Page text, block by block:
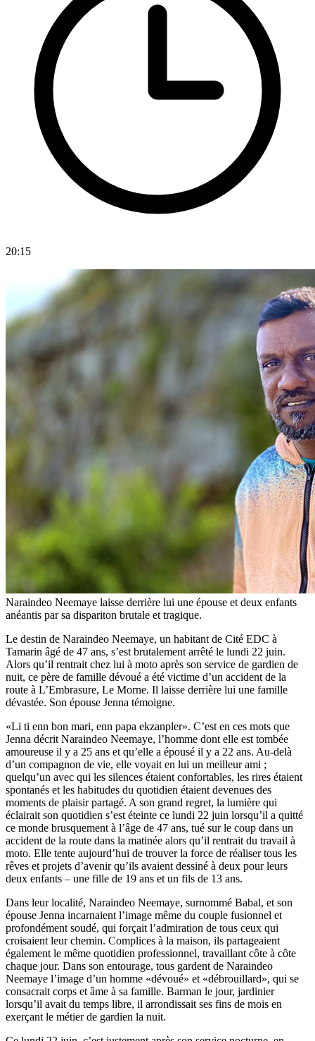
20:15
Naraindeo Neemaye laisse derrière lui une épouse et deux enfants
anéantis par sa dispariton brutale et tragique.
Le destin de Naraindeo Neemaye, un habitant de Cité EDC à
Tamarin âgé de 47 ans, s’est brutalement arrêté le lundi 22 juin.
Alors qu’il rentrait chez lui à moto après son service de gardien de
nuit, ce père de famille dévoué a été victime d’un accident de la
route à L’Embrasure, Le Morne. Il laisse derrière lui une famille
dévastée. Son épouse Jenna témoigne.
«Li ti enn bon mari, enn papa ekzanpler». C’est en ces mots que
Jenna décrit Naraindeo Neemaye, l’homme dont elle est tombée
amoureuse il y a 25 ans et qu’elle a épousé il y a 22 ans. Au-delà
d’un compagnon de vie, elle voyait en lui un meilleur ami ;
quelqu’un avec qui les silences étaient confortables, les rires étaient
spontanés et les habitudes du quotidien étaient devenues des
moments de plaisir partagé. A son grand regret, la lumière qui
éclairait son quotidien s’est éteinte ce lundi 22 juin lorsqu’il a quitté
ce monde brusquement à l’âge de 47 ans, tué sur le coup dans un
accident de la route dans la matinée alors qu’il rentrait du travail à
moto. Elle tente aujourd’hui de trouver la force de réaliser tous les
rêves et projets d’avenir qu’ils avaient dessiné à deux pour leurs
deux enfants – une fille de 19 ans et un fils de 13 ans.
Dans leur localité, Naraindeo Neemaye, surnommé Babal, et son
épouse Jenna incarnaient l’image même du couple fusionnel et
profondément soudé, qui forçait l’admiration de tous ceux qui
croisaient leur chemin. Complices à la maison, ils partageaient
également le même quotidien professionnel, travaillant côte à côte
chaque jour. Dans son entourage, tous gardent de Naraindeo
Neemaye l’image d’un homme «dévoué» et «débrouillard», qui se
consacrait corps et âme à sa famille. Barman le jour, jardinier
lorsqu’il avait du temps libre, il arrondissait ses fins de mois en
exerçant le métier de gardien la nuit.